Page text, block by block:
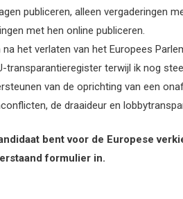
publiceren, alleen vergaderingen
met hen online publiceren.
het verlaten van het Europees
transparantieregister terwijl ik nog
van de oprichting van een
de draaideur en
bent voor de Europese
formulier in.